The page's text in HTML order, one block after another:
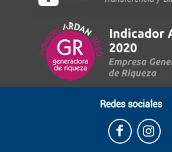
Redes sociales